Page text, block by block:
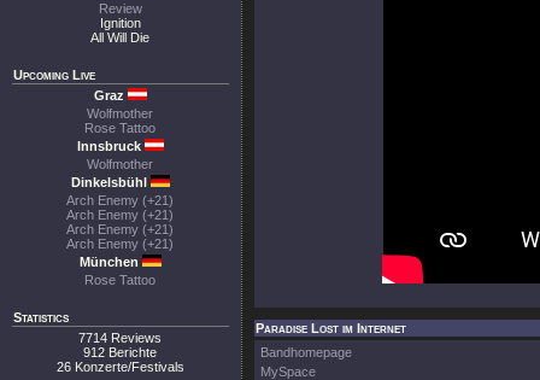
Review
Ignition
All Will Die
Upcoming Live
Graz
Wolfmother
Rose Tattoo
Innsbruck
Wolfmother
Dinkelsbühl
Arch Enemy (+21)
Arch Enemy (+21)
Arch Enemy (+21)
Arch Enemy (+21)
München
Rose Tattoo
Statistics
7714 Reviews
912 Berichte
26 Konzerte/Festivals
Paradise Lost im Internet
Bandhomepage
MySpace